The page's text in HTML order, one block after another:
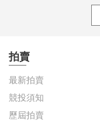
拍賣
最新拍賣
競投須知
歷屆拍賣